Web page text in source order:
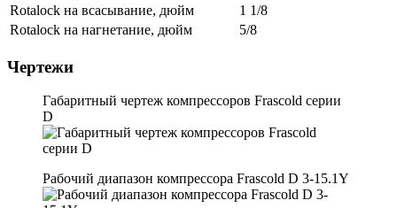
Rotalock на всасывание, дюйм
1 1/8
Rotalock на нагнетание, дюйм
5/8
Чертежи
Габаритный чертеж компрессоров Frascold серии
D
Рабочий диапазон компрессора Frascold D 3-15.1Y